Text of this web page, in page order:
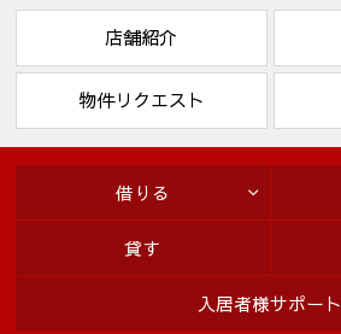
店舗紹介
物件リクエスト
借りる
貸す
入居者様サポート